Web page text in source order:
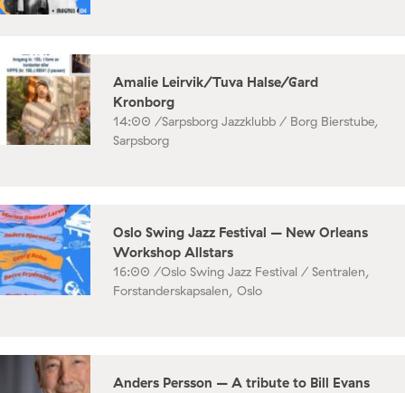
Amalie Leirvik/Tuva Halse/Gard
Kronborg
14:00 /Sarpsborg Jazzklubb / Borg Bierstube,
Sarpsborg
Oslo Swing Jazz Festival – New Orleans
Workshop Allstars
16:00 /Oslo Swing Jazz Festival / Sentralen,
Forstanderskapsalen, Oslo
Anders Persson – A tribute to Bill Evans